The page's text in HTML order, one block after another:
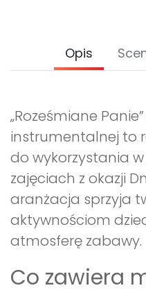
Opis
„Roześmiane
instrumentalnej to
do wykorzystania
zajęciach z okazji
aranżacja sprzyja
aktywnościom
atmosferę zabawy.
Co zawiera